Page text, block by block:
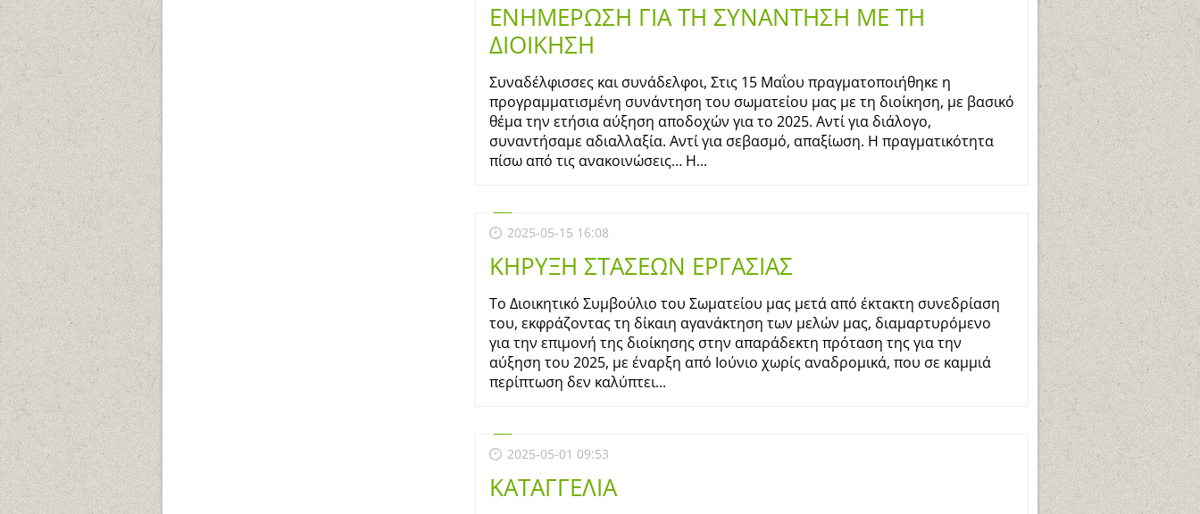
ΕΝΗΜΕΡΩΣΗ ΓΙΑ ΤΗ ΣΥΝΑΝΤΗΣΗ ΜΕ ΤΗ
ΔΙΟΙΚΗΣΗ
Συναδέλφισσες και συνάδελφοι, Στις 15 Μαΐου πραγματοποιήθηκε η
προγραμματισμένη συνάντηση του σωματείου μας με τη διοίκηση, με βασικό
θέμα την ετήσια αύξηση αποδοχών για το 2025. Αντί για διάλογο,
συναντήσαμε αδιαλλαξία. Αντί για σεβασμό, απαξίωση. Η πραγματικότητα
πίσω από τις ανακοινώσεις… Η...
2025-05-15 16:08
ΚΗΡΥΞΗ ΣΤΑΣΕΩΝ ΕΡΓΑΣΙΑΣ
Το Διοικητικό Συμβούλιο του Σωματείου μας μετά από έκτακτη συνεδρίαση
του, εκφράζοντας τη δίκαιη αγανάκτηση των μελών μας, διαμαρτυρόμενο
για την επιμονή της διοίκησης στην απαράδεκτη πρόταση της για την
αύξηση του 2025, με έναρξη από Ιούνιο χωρίς αναδρομικά, που σε καμμιά
περίπτωση δεν καλύπτει...
2025-05-01 09:53
ΚΑΤΑΓΓΕΛΙΑ